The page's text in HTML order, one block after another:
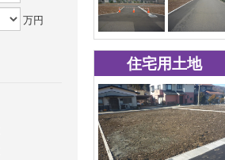
万円
住宅用土地